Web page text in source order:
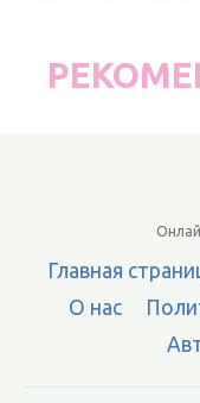
Главная
О нас